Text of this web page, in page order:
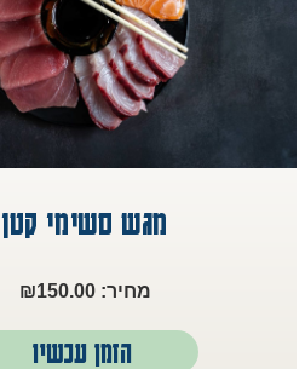
מגש סשימי קטן
₪150.00
הזמן עכשיו